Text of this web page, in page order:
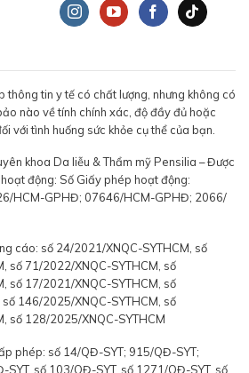
thông tin y tế có chất lượng, nhưng không có
nào về tính chính xác, độ đầy đủ hoặc
với tình huống sức khỏe cụ thể của bạn.
khoa Da liễu & Thẩm mỹ Pensilia – Được
động: Số Giấy phép hoạt động:
HCM-GPHĐ; 07646/HCM-GPHĐ; 2066/
cáo: số 24/2021/XNQC-SYTHCM, số
số 71/2022/XNQC-SYTHCM, số
số 17/2021/XNQC-SYTHCM, số
146/2025/XNQC-SYTHCM, số
số 128/2025/XNQC-SYTHCM
phép: số 14/QĐ-SYT; 915/QĐ-SYT;
số 103/QĐ-SYT, số 1271/QĐ-SYT, số